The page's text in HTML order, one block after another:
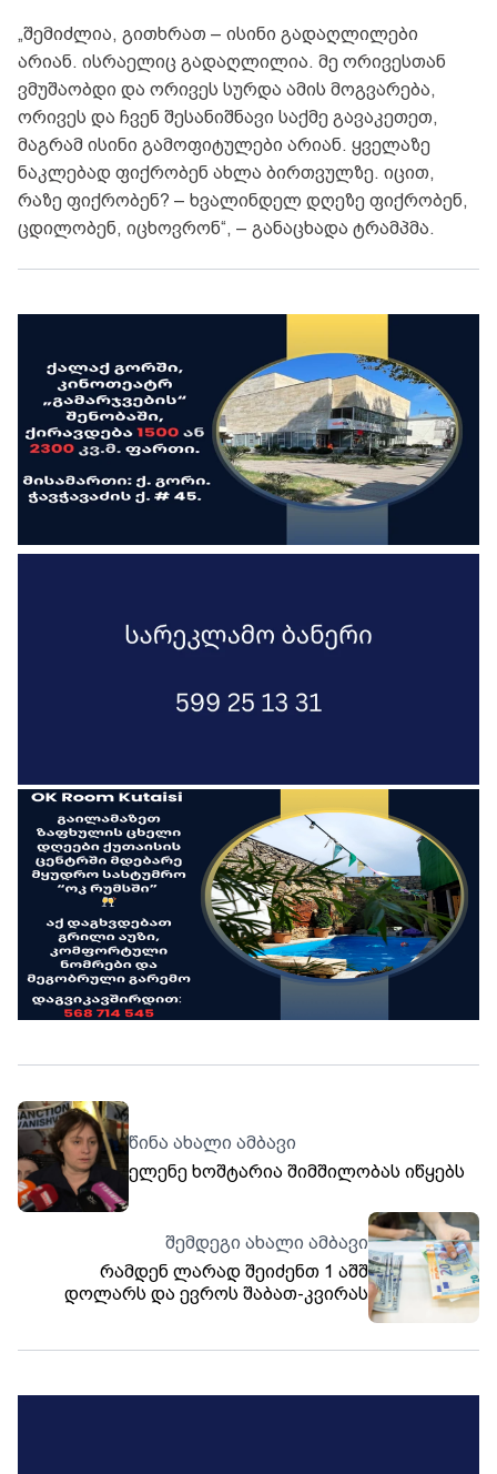
„შემიძლია, გითხრათ – ისინი გადაღლილები
არიან. ისრაელიც გადაღლილია. მე ორივესთან
ვმუშაობდი და ორივეს სურდა ამის მოგვარება,
ორივეს და ჩვენ შესანიშნავი საქმე გავაკეთეთ,
მაგრამ ისინი გამოფიტულები არიან. ყველაზე
ნაკლებად ფიქრობენ ახლა ბირთვულზე. იცით,
რაზე ფიქრობენ? – ხვალინდელ დღეზე ფიქრობენ,
ცდილობენ, იცხოვრონ“, – განაცხადა ტრამპმა.
წინა ახალი ამბავი
ელენე ხოშტარია შიმშილობას იწყებს
შემდეგი ახალი ამბავი
რამდენ ლარად შეიძენთ 1 აშშ
დოლარს და ევროს შაბათ-კვირას